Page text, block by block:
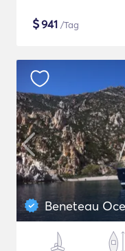
$941 /Tag
Beneteau